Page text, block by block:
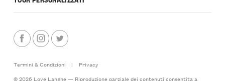
Termini & Condizioni |
Privacy
© 2026 Love Langhe — Riproduzione parziale dei contenuti consentita a